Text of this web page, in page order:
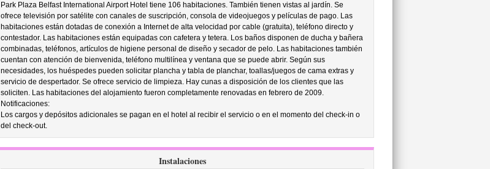
Park Plaza Belfast International Airport Hotel tiene 106 habitaciones. También tienen vistas al jardín. Se
ofrece televisión por satélite con canales de suscripción, consola de videojuegos y películas de pago. Las
habitaciones están dotadas de conexión a Internet de alta velocidad por cable (gratuita), teléfono directo y
contestador. Las habitaciones están equipadas con cafetera y tetera. Los baños disponen de ducha y bañera
combinadas, teléfonos, artículos de higiene personal de diseño y secador de pelo. Las habitaciones también
cuentan con atención de bienvenida, teléfono multilínea y ventana que se puede abrir. Según sus
necesidades, los huéspedes pueden solicitar plancha y tabla de planchar, toallas/juegos de cama extras y
servicio de despertador. Se ofrece servicio de limpieza. Hay cunas a disposición de los clientes que las
soliciten. Las habitaciones del alojamiento fueron completamente renovadas en febrero de 2009.
Notificaciones:
Los cargos y depósitos adicionales se pagan en el hotel al recibir el servicio o en el momento del check-in o
del check-out.
Instalaciones